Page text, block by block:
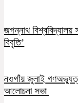
জগন্নাথ বিশ্ববিদ্যালয়
বিবৃতি’
নওগাঁয় জুলাই
আলোচনা সভা